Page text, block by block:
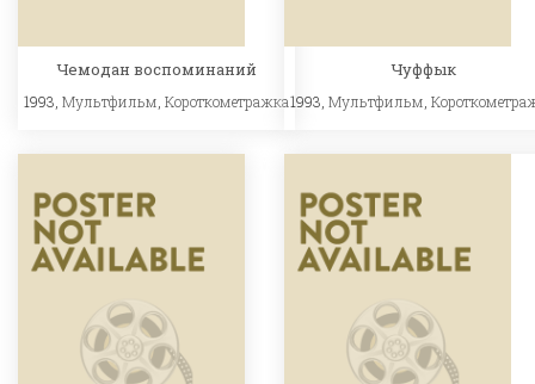
Чемодан воспоминаний
1993, Мультфильм Короткометражка
Чуффык
1993,Мультфильм ,